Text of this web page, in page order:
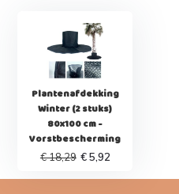
Plantenafdekking
Winter (2 stuks)
80x100 cm -
Vorstbescherming
€ 18,29 € 5,92